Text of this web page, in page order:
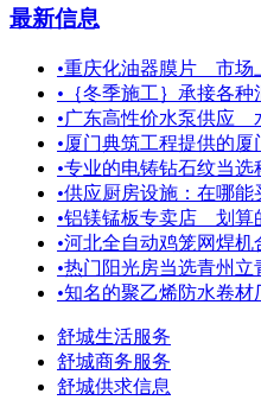
最新信息
•重庆化油器膜片＿市场
• ｛冬季施工｝承接各
•广东高性价水泵供应
•厦门典筑工程提供的厦
•专业的电铸钻石纹当选
•供应厨房设施：在哪能
•铝镁锰板专卖店 划算
•河北全自动鸡笼网焊
•热门阳光房当选青州立
•知名的聚乙烯防水卷材
舒城生活服务
舒城商务服务
舒城供求信息